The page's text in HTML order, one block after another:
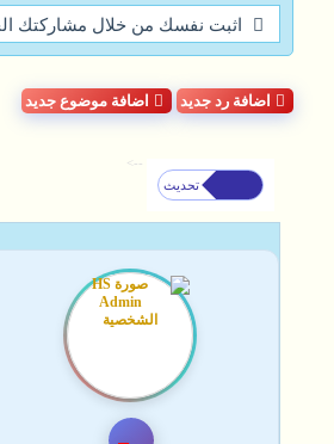
اثبت نفسك من خلال مشاركتك
اضافة رد جديد اضافة موضوع جديد
تحديث
-->